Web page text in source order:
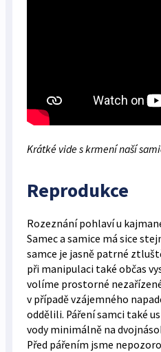
Krátké vide s krmení naší
Reprodukce
Rozeznání pohlaví u
Samec a samice má sice
samce je jasně patrné
při manipulaci také občas
volíme prostorné
v případě vzájemného
oddělili. Páření samci také
vody minimálně na
Před pářením jsme